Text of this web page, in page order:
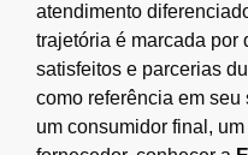
atendimento
trajetória é marcada por
satisfeitos e parcerias
como referência em
um consumidor final,